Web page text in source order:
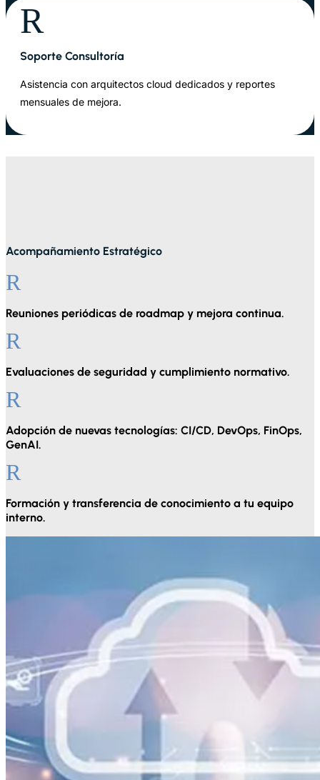
R
Soporte Consultoría
Asistencia con arquitectos cloud dedicados y reportes
mensuales de mejora.
Acompañamiento Estratégico
R
Reuniones periódicas de roadmap y mejora continua.
R
Evaluaciones de seguridad y cumplimiento normativo.
R
Adopción de nuevas tecnologías: CI/CD, DevOps, FinOps,
GenAI.
R
Formación y transferencia de conocimiento a tu equipo
interno.